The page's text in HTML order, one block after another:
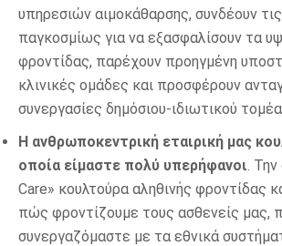
υπηρεσιών αιμοκάθαρσης, συνδέουν
παγκοσμίως για να εξασφαλίσουν τα
φροντίδας, παρέχουν προηγμένη
κλινικές ομάδες και προσφέρουν
συνεργασίες δημόσιου-ιδιωτικού τομέα.
Η ανθρωποκεντρική εταιρική μας
οπoία είμαστε πολύ υπερήφανοι .
Care» κουλτούρα αληθινής φροντίδας
πώς φροντίζουμε τους ασθενείς μας,
συνεργαζόμαστε με τα εθνικά